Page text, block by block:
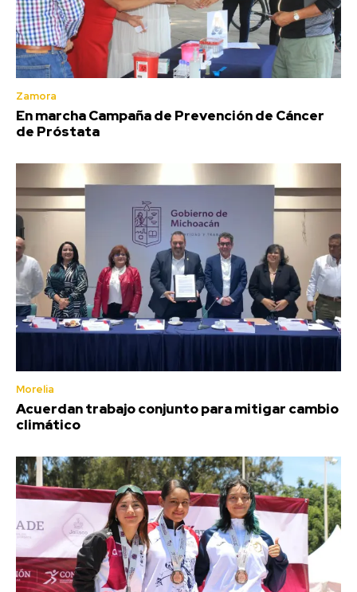
Zamora
En marcha Campaña de Prevención de Cáncer
de Próstata
Morelia
Acuerdan trabajo conjunto para mitigar cambio
climático